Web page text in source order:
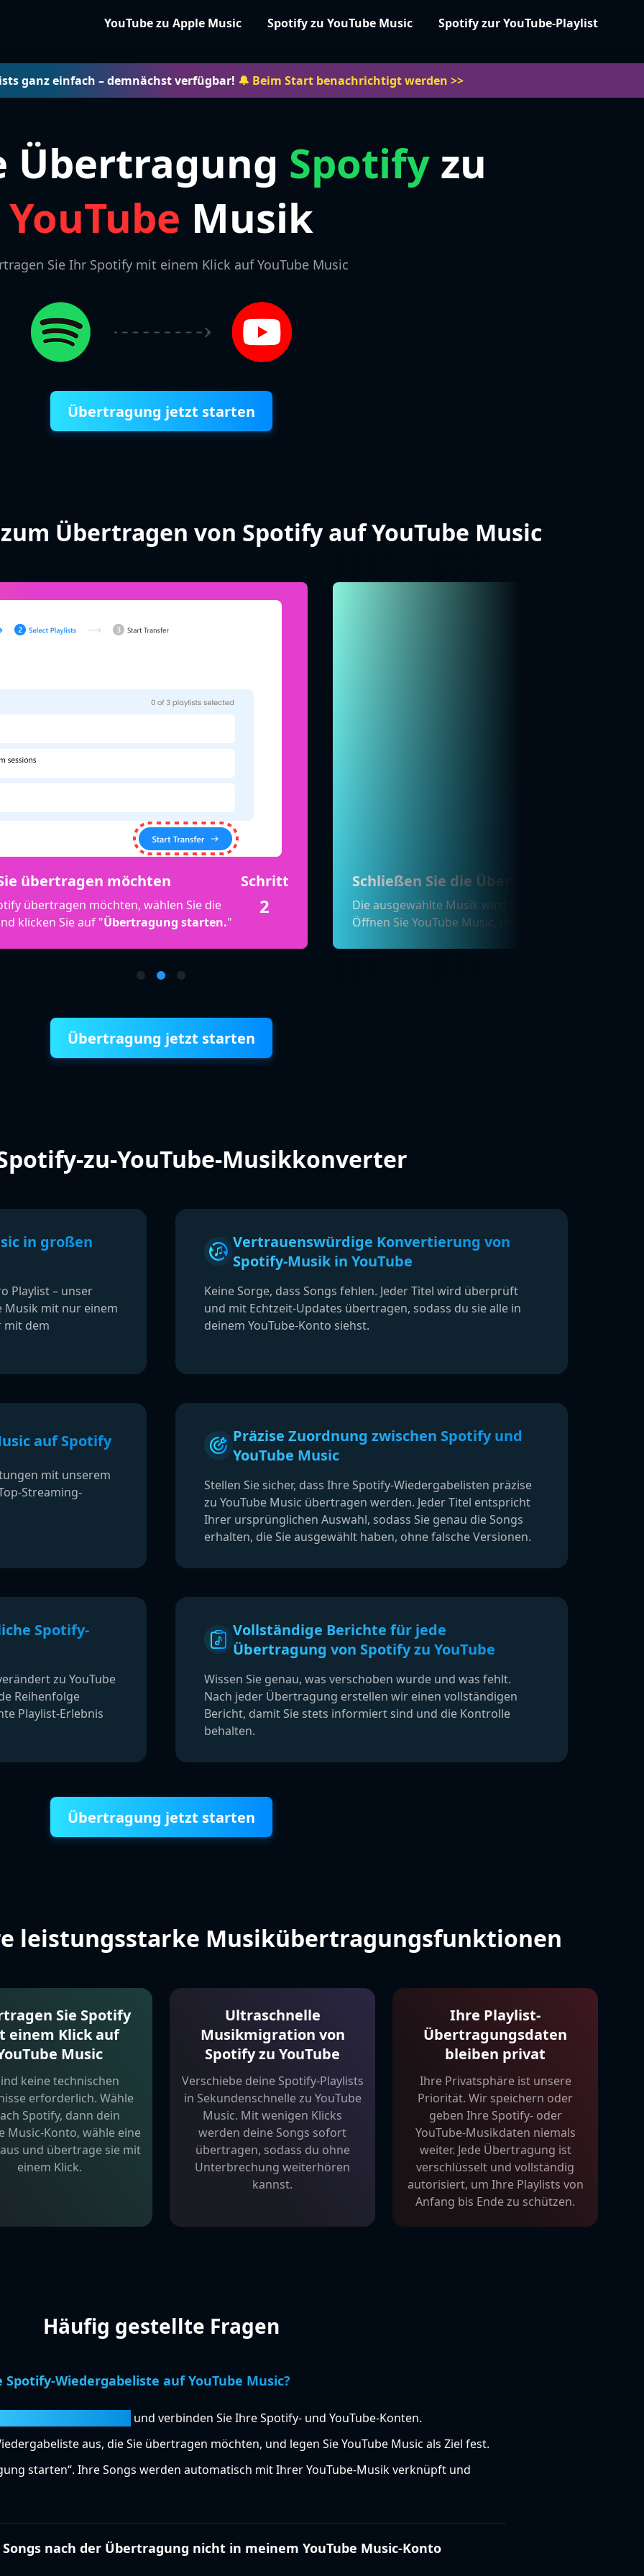
YouTube zu Apple Music Spotify zu YouTube Music Spotify zur YouTube-Playlist
ganz einfach – demnächst verfügbar! 🔔 Beim Start benachrichtigt werden >>
Übertragung Spotify zu
YouTube Musik
Sie Ihr Spotify mit einem Klick auf YouTube Music
Übertragung jetzt starten
Übertragen von Spotify auf YouTube Music
übertragen möchten
übertragen möchten, wählen Sie die
klicken Sie auf "Übertragung starten."
Schritt
2
Schließen Sie die Übertragung ab
Die ausgewählte Musik wird automatisch auf Ihr
Öffnen Sie YouTube Music, um die Übertragung zu
Übertragung jetzt starten
zu-YouTube-Musikkonverter
in großen
Playlist – unser
Musik mit nur einem
mit dem
Vertrauenswürdige Konvertierung von
Spotify-Musik in YouTube
Keine Sorge, dass Songs fehlen. Jeder Titel wird überprüft
und mit Echtzeit-Updates übertragen, sodass du sie alle in
deinem YouTube-Konto siehst.
auf Spotify
mit unserem
Streaming-
Präzise Zuordnung zwischen Spotify und
YouTube Music
Stellen Sie sicher, dass Ihre Spotify-Wiedergabelisten präzise
zu YouTube Music übertragen werden. Jeder Titel entspricht
Ihrer ursprünglichen Auswahl, sodass Sie genau die Songs
erhalten, die Sie ausgewählt haben, ohne falsche Versionen.
Spotify-
zu YouTube
Reihenfolge
Playlist-Erlebnis
Vollständige Berichte für jede
Übertragung von Spotify zu YouTube
Wissen Sie genau, was verschoben wurde und was fehlt.
Nach jeder Übertragung erstellen wir einen vollständigen
Bericht, damit Sie stets informiert sind und die Kontrolle
behalten.
Übertragung jetzt starten
leistungsstarke Musikübertragungsfunktionen
Sie Spotify
einem Klick auf
Music
keine technischen
erforderlich. Wähle
Spotify, dann dein
Music-Konto, wähle eine
und übertrage sie mit
einem Klick.
Ultraschnelle
Musikmigration von
Spotify zu YouTube
Verschiebe deine Spotify-Playlists
in Sekundenschnelle zu YouTube
Music. Mit wenigen Klicks
werden deine Songs sofort
übertragen, sodass du ohne
Unterbrechung weiterhören
kannst.
Ihre Playlist-
Übertragungsdaten
bleiben privat
Ihre Privatsphäre ist unsere
Priorität. Wir speichern oder
geben Ihre Spotify- oder
YouTube-Musikdaten niemals
weiter. Jede Übertragung ist
verschlüsselt und vollständig
autorisiert, um Ihre Playlists von
Anfang bis Ende zu schützen.
Häufig gestellte Fragen
Wiedergabeliste auf YouTube Music?
und verbinden Sie Ihre Spotify- und YouTube-Konten.
aus, die Sie übertragen möchten, und legen Sie YouTube Music als Ziel fest.
starten“. Ihre Songs werden automatisch mit Ihrer YouTube-Musik verknüpft und
nach der Übertragung nicht in meinem YouTube Music-Konto